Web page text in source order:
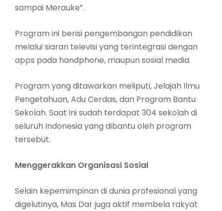
sampai Merauke”.
Program ini berisi pengembangan pendidikan
melalui siaran televisi yang terintegrasi dengan
apps pada handphone, maupun sosial media.
Program yang ditawarkan meliputi, Jelajah Ilmu
Pengetahuan, Adu Cerdas, dan Program Bantu
Sekolah. Saat ini sudah terdapat 304 sekolah di
seluruh Indonesia yang dibantu oleh program
tersebut.
Menggerakkan Organisasi Sosial
Selain kepemimpinan di dunia profesional yang
digelutinya, Mas Dar juga aktif membela rakyat